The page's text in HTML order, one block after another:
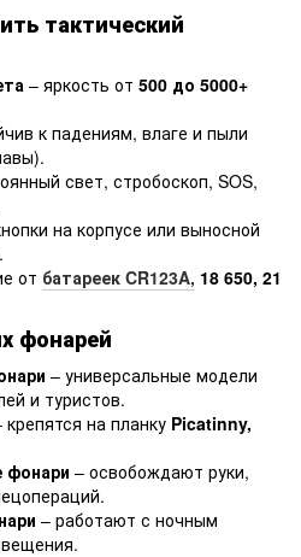
тактический
– яркость от 500 до 5000+
к падениям, влаге и пыли
свет, стробоскоп, SOS,
на корпусе или выносной
от батареек CR123A, 18 650, 21
фонарей
– универсальные модели
и туристов.
крепятся на планку Picatinny,
фонари – освобождают руки,
– работают с ночным